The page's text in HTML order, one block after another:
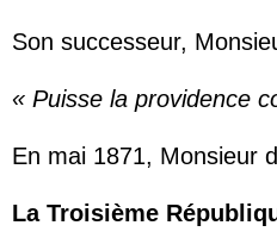
Son successeur,
« Puisse la providence
En mai 1871, Monsieur
La Troisième